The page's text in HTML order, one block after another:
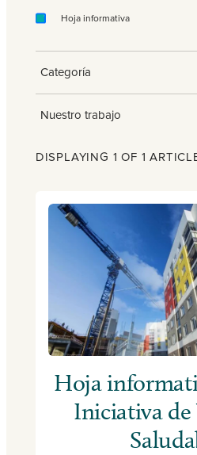
DISPLAYING 1 OF 1
Hoja
Iniciativa
Hoja informativa
Categoría
Nuestro trabajo